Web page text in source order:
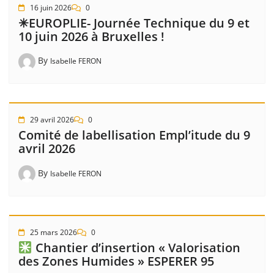
16 juin 2026 0
✳EUROPLIE- Journée Technique du 9 et
10 juin 2026 à Bruxelles !
By Isabelle FERON
29 avril 2026 0
Comité de labellisation Empl’itude du 9
avril 2026
By Isabelle FERON
25 mars 2026 0
Chantier d’insertion « Valorisation
des Zones Humides » ESPERER 95